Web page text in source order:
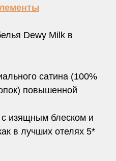
Dewy Milk в
сатина (100%
повышенной
с изящным блеском и
в лучших отелях 5*